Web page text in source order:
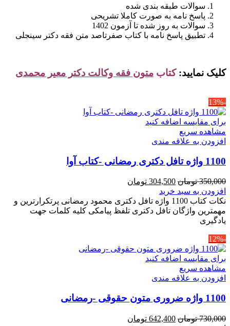
سوالات طبقه بندی شده
پاسخ نامه به صورت کاملا تشریحی
سوالات به روز شده تا آزمون 1402
تطبیق پاسخ نامه با کتاب صفرتاصد متن فقه دکتر سینجلی
کلیک نمایید: کتاب متون فقه وکالت دکتر معیر محمدی
-13%
برای مقایسه اضافه کنید
مشاهده سریع
افزودن به علاقه مندی
1100 واژه تافل دکتری رمضانی -کتاب آوا
350,000 تومان قیمت
اصلی
350,000 تومان
بود.
304,500 تومان
304,500 تومان
است.
افزودن به سبد خرید
نکات کتاب 1100 واژه تافل دکتری محمود رمضانی پرتکرارترین و
مهمترین واژگان تافل دکتری تلفظ پیامکی کلیه کلمات جهت
یادگیری
-12%
برای مقایسه اضافه کنید
مشاهده سریع
افزودن به علاقه مندی
1100 واژه ضروری متون حقوقی -رمضانی
730,000 تومان قیمت
642,400 تومان